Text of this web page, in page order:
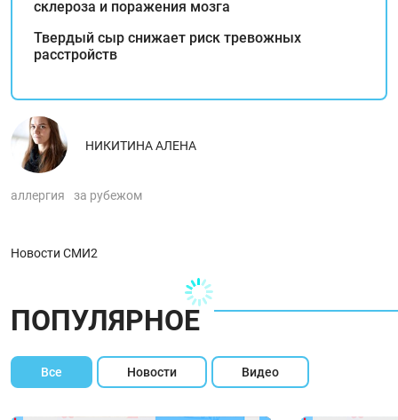
склероза и поражения мозга
Твердый сыр снижает риск тревожных
расстройств
НИКИТИНА АЛЕНА
аллергия за рубежом
Новости СМИ2
ПОПУЛЯРНОЕ
Все Новости Видео